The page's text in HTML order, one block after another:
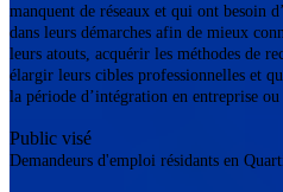
manquent de réseaux et qui ont besoin
dans leurs démarches afin de mieux
leurs atouts, acquérir les méthodes de
élargir leurs cibles professionnelles et
la période d’intégration en entreprise ou
Public visé
Demandeurs d'emploi résidants en